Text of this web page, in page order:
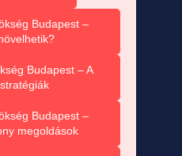
Budapest –
Budapest – A
Budapest –
megoldások